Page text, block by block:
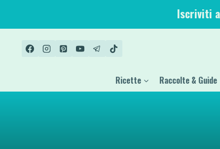
contenuto
Iscriviti
Ricette Raccolte & Guide